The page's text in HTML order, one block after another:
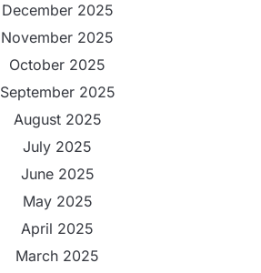
December 2025
November 2025
October 2025
September 2025
August 2025
July 2025
June 2025
May 2025
April 2025
March 2025